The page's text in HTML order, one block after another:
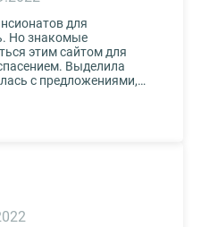
для
Но знакомые
этим сайтом для
Выделила
с предложениями,
расположения и
с администрацией